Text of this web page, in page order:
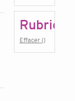
Rubrique
Effacer ()